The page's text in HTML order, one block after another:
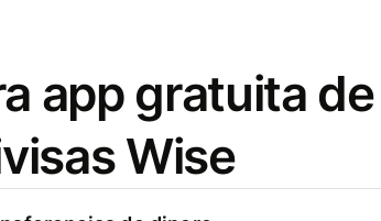
app gratuita de
Wise